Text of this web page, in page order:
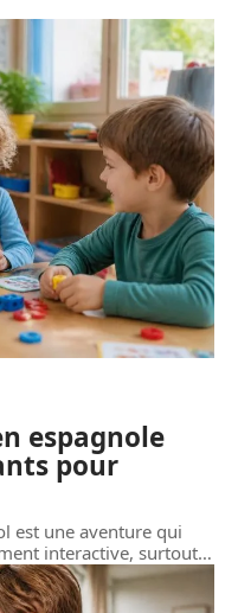
espagnole
pour
est une aventure qui
interactive, surtout…